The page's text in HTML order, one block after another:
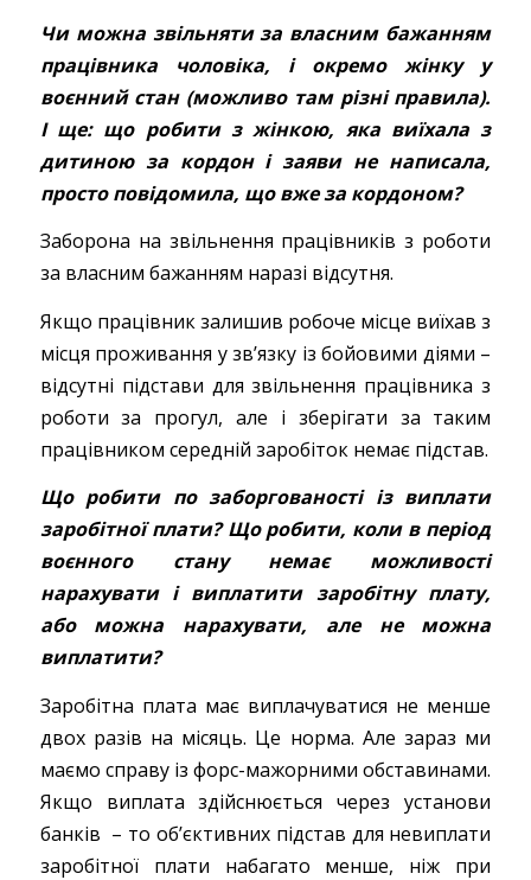
Чи можна звільняти за власним бажанням
працівника чоловіка, і окремо жінку у
воєнний стан (можливо там різні правила).
І ще: що робити з жінкою, яка виїхала з
дитиною за кордон і заяви не написала,
просто повідомила, що вже за кордоном?
Заборона на звільнення працівників з роботи
за власним бажанням наразі відсутня.
Якщо працівник залишив робоче місце виїхав з
місця проживання у зв’язку із бойовими діями –
відсутні підстави для звільнення працівника з
роботи за прогул, але і зберігати за таким
працівником середній заробіток немає підстав.
Що робити по заборгованості із виплати
заробітної плати? Що робити, коли в період
воєнного стану немає можливості
нарахувати і виплатити заробітну плату,
або можна нарахувати, але не можна
виплатити?
Заробітна плата має виплачуватися не менше
двох разів на місяць. Це норма. Але зараз ми
маємо справу із форс-мажорними обставинами.
Якщо виплата здійснюється через установи
банків – то об’єктивних підстав для невиплати
заробітної плати набагато менше, ніж при